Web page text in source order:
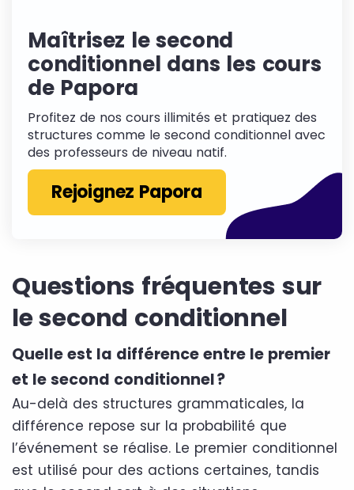
Maîtrisez le second
conditionnel dans les cours
de Papora
Profitez de nos cours illimités et pratiquez des
structures comme le second conditionnel avec
des professeurs de niveau natif.
Rejoignez Papora
Questions fréquentes sur
le second conditionnel
Quelle est la différence entre le premier
et le second conditionnel ?
Au-delà des structures grammaticales, la
différence repose sur la probabilité que
l’événement se réalise. Le premier conditionnel
est utilisé pour des actions certaines, tandis